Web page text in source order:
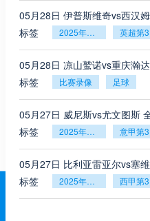
标签
2025年5月26日
标签
比赛录像 足球
标签
2025年5月26日
标签
2025年5月26日